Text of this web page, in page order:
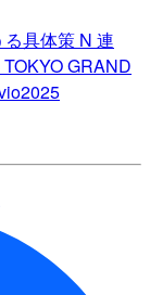
る具体策 N 連
GRAND